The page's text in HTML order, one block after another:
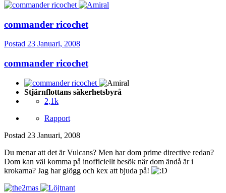
commander ricochet
Postad 23 Januari, 2008
commander ricochet
Stjärnflottans säkerhetsbyrå
2,1k
Rapport
Postad 23 Januari, 2008
Du menar att det är Vulcans? Men har dom prime directive redan?
Dom kan väl komma på inofficiellt besök när dom ändå är i
krokarna? Jag har glögg och kex att bjuda på!